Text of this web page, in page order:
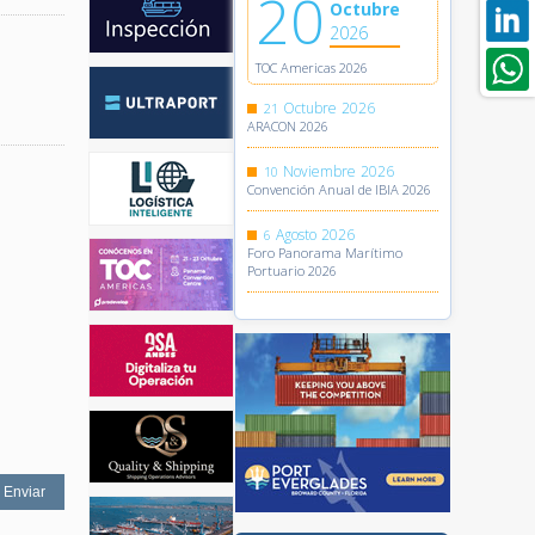
20 Octubre
2026
TOC Americas 2026
21 Octubre 2026
ARACON 2026
10 Noviembre 2026
Convención Anual de IBIA 2026
6 Agosto 2026
Foro Panorama Marítimo
Portuario 2026